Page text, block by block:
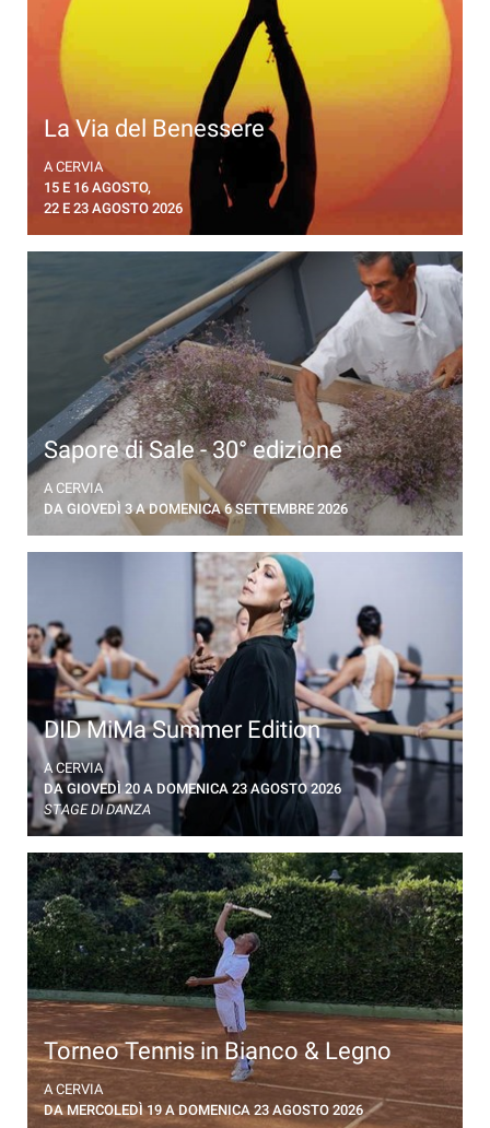
La Via del Benessere
Expo, Workshop meditazioni, Yoga e tanto altro
dedicato al benessere e al mondo olistico
A CERVIA
15 E 16 AGOSTO,
22 E 23 AGOSTO 2026
Sapore di Sale - 30° edizione
Giornate dedicate all’oro bianco, con l’antica
tradizione della rimessa del sale, trasportato su una
“burchiella”, dalla Salina fino ai Magazzini
A CERVIA
DA GIOVEDÌ 3 A DOMENICA 6 SETTEMBRE 2026
DID MiMa Summer Edition
A Cervia, quattro giornate di stage di danza con
ballerini professionisti
A CERVIA
DA GIOVEDÌ 20 A DOMENICA 23 AGOSTO 2026
STAGE DI DANZA
Torneo Tennis in Bianco & Legno
Torneo-esibizione con racchette di legno e
abbigliamento vintage
A CERVIA
DA MERCOLEDÌ 19 A DOMENICA 23 AGOSTO 2026